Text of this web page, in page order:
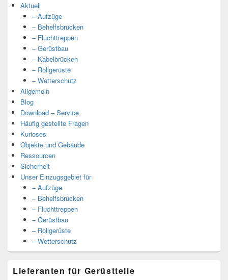
Aktuell
– Aufzüge
– Behelfsbrücken
– Fluchttreppen
– Gerüstbau
– Kabelbrücken
– Rollgerüste
– Wetterschutz
Allgemein
Blog
Download – Service
Häufig gestellte Fragen
Kurioses
Objekte und Gebäude
Ressourcen
Sicherheit
Unser Einzugsgebiet für
– Aufzüge
– Behelfsbrücken
– Fluchttreppen
– Gerüstbau
– Rollgerüste
– Wetterschutz
Lieferanten für Gerüstteile